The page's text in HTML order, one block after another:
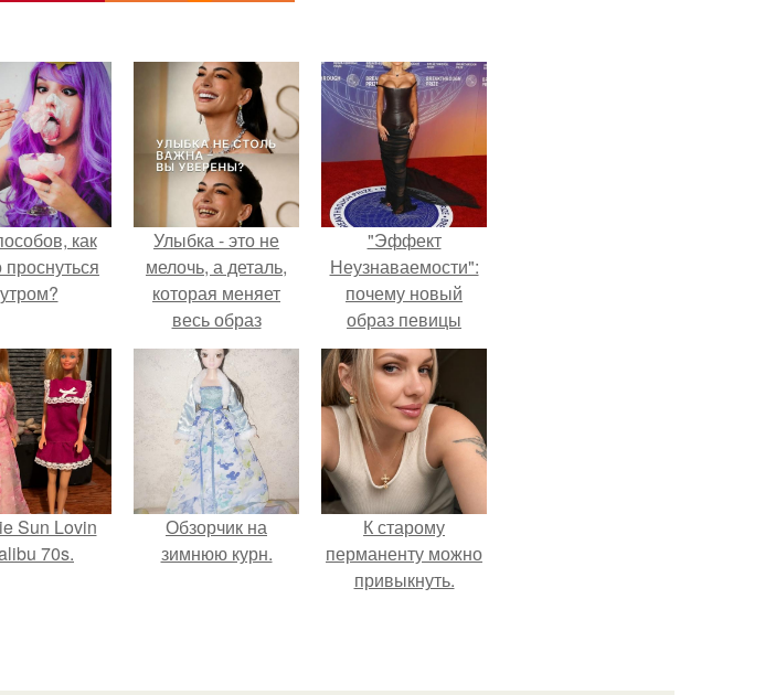
как
проснуться
утром?
Улыбка - это не
мелочь, а деталь,
которая меняет
весь образ
человека.
"Эффект
Неузнаваемости":
почему новый
образ певицы
вызвал споры о
гранях
возможного?
Sun Lovin
70s.
Обзорчик на
зимнюю курн.
К старому
перманенту можно
привыкнуть.